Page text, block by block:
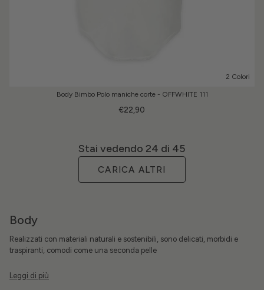
2 Colori
Body Bimbo Polo maniche corte - OFFWHITE 111
€22,90
Stai vedendo 24 di 45
CARICA ALTRI
Body
Realizzati con materiali naturali e sostenibili, sono delicati, morbidi e
traspiranti, comodi come una seconda pelle